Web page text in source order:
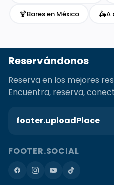
🍹Bares en México 🛵A
Reservándonos
Reserva en los mejores
Encuentra, reserva,
footer.uploadPlace
FOOTER.SOCIAL